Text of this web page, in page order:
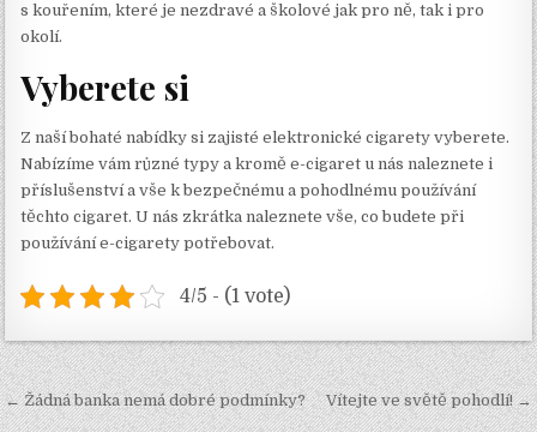
s kouřením, které je nezdravé a školové jak pro ně, tak i pro
okolí.
Vyberete si
Z naší bohaté nabídky si zajistéelektronické cigarety vyberete.
Nabízíme vám různé typy a kromě e-cigaret u nás naleznete i
příslušenství a vše k bezpečnému a pohodlnému používání
těchto cigaret. U nás zkrátka naleznete vše, co budete při
používání e-cigarety potřebovat.
4/5 - (1 vote)
Navigace
← Žádná banka nemá dobré podmínky? Vítejte ve světě pohodlí! →